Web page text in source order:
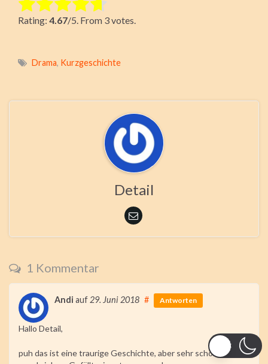
Rate this item:
Submit Rating
Rating: 4.67/5. From 3 votes.
Drama, Kurzgeschichte
Detail
1 Kommentar
Andi auf 29. Juni 2018 # Antworten
Hallo Detail,
puh das ist eine traurige Geschichte, aber sehr schön